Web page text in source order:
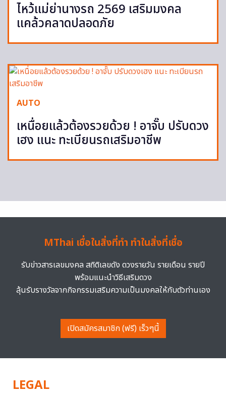
ไหว้แม่ย่านางรถ 2569 เสริมมงคล
แคล้วคลาดปลอดภัย
AUTO
เหนื่อยแล้วต้องรวยด้วย ! อาจั๊บ ปรับดวง
เฮง แนะ ทะเบียนรถเสริมอาชีพ
MThai เชื่อในสิ่งที่ทำ ทำในสิ่งที่เชื่อ
รับข่าวสารเลขมงคล สถิติเลขดัง ดวงรายวัน รายเดือน รายปี
พร้อมแนะนำวิธีเสริมดวง
ลุ้นรับรางวัลจากกิจกรรมเสริมความเป็นมงคลให้กับตัวท่านเอง
เปิดสมัครสมาชิก (ฟรี) เร็วๆนี้
LEGAL